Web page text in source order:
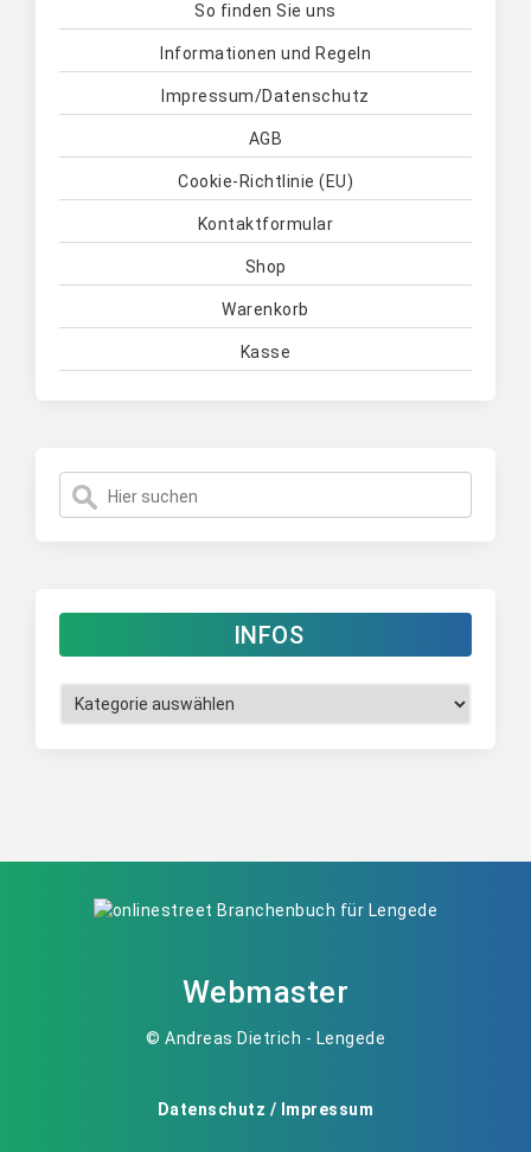
So finden Sie uns
Informationen und Regeln
Impressum/Datenschutz
AGB
Cookie-Richtlinie (EU)
Kontaktformular
Shop
Warenkorb
Kasse
INFOS
Infos
Webmaster
© Andreas Dietrich - Lengede
Datenschutz / Impressum